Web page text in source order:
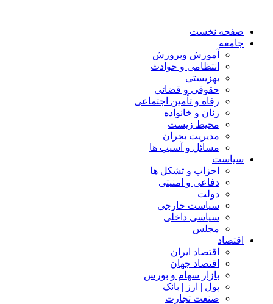
صفحه نخست
جامعه
آموزش وپرورش
انتظامی و حوادث
بهزیستی
حقوقی و قضائی
رفاه و تأمین اجتماعی
زنان و خانواده
محیط زیست
مدیریت بحران
مسائل و آسیب ها
سیاست
احزاب و تشکل ها
دفاعی و امنیتی
دولت
سیاست خارجی
سیاسی داخلی
مجلس
اقتصاد
اقتصاد ایران
اقتصاد جهان
بازار سهام و بورس
پول | ارز | بانک
صنعت تجارت